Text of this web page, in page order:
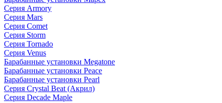
Серия Armory
Серия Mars
Серия Comet
Серия Storm
Серия Tornado
Серия Venus
Барабанные установки Megatone
Барабанные установки Peace
Барабанные установки Pearl
Серия Crystal Beat (Акрил)
Серия Decade Maple